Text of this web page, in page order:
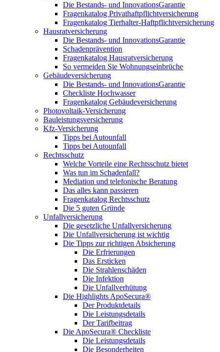
Die Bestands- und InnovationsGarantie
Fragenkatalog Privathaftpflichtversicherung
Fragenkatalog Tierhalter-Haftpflichtversicherung
Hausratversicherung
Die Bestands- und InnovationsGarantie
Schadenprävention
Fragenkatalog Hausratversicherung
So vermeiden Sie Wohnungseinbrüche
Gebäudeversicherung
Die Bestands- und InnovationsGarantie
Checkliste Hochwasser
Fragenkatalog Gebäudeversicherung
Photovoltaik-Versicherung
Bauleistungsversicherung
Kfz-Versicherung
Tipps bei Autounfall
Tipps bei Autounfall
Rechtsschutz
Welche Vorteile eine Rechtsschutz bietet
Was tun im Schadenfall?
Mediation und telefonische Beratung
Das alles kann passieren
Fragenkatalog Rechtsschutz
Die 5 guten Gründe
Unfallversicherung
Die gesetzliche Unfallversicherung
Die Unfallversicherung ist wichtig
Die Tipps zur richtigen Absicherung
Die Erfrierungen
Das Ersticken
Die Strahlenschäden
Die Infektion
Die Unfallverhütung
Die Highlights ApoSecura®
Der Produktdetails
Die Leistungsdetails
Der Tarifbeitrag
Die ApoSecura® Checkliste
Die Leistungsdetails
Die Besonderheiten